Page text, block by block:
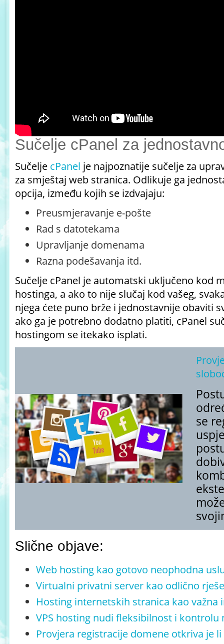
Sučelje cPanel za
Sučelje cPanel je najpoznatije sučelje za
za smještaj web stranica. Odlikuje ga
opcija, između kojih se izdvajaju:
Preusmjeravanje e-pošte
Rad s datotekama
Upravljanje domenama
Razna podešavanja itd.
Sučelje cPanel je automatski uključeno kod
hostinga, a ako to nije slučaj kod vašeg,
njega ćete puno brže i jednostavnije obaviti
ako ga je potrebno dodatno platiti, cPanel
hostingom se itekako isplati.
se
Slične objave:
Web hosting kao gotovo neophodna
Virtualni privatni server kao odlično
Hosting internetskih stranica kao važna
VPS hosting nudi fleksibilnost i kontrolu
Provjera registracije domene otkriva je